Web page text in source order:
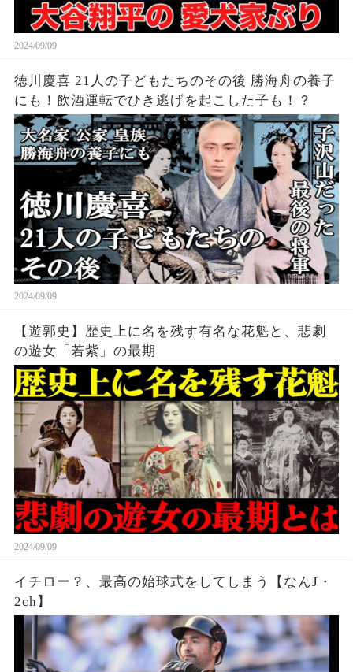
2024/09/09
徳川慶喜 21人の子どもたちのその後 勝海舟の養子
にも！飲酒運転でひき逃げを起こした子も！？
2024/09/09
【遊郭史】歴史上に名を残す有名な花魁と、悲劇
の遊女「若紫」の最期
2024/09/09
イチロー？、最高の始球式をしてしまう【なんJ・
2ch】